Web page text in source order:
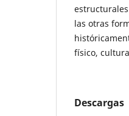
las otras
físico,
Descargas